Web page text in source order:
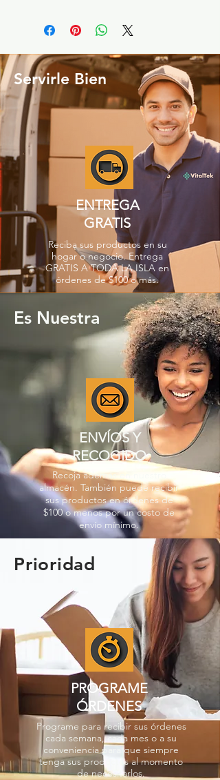
Servirle Bien
ENTREGA
GRATIS
Reciba sus productos en su
hogar o negocio. Entrega
GRATIS A TODA LA ISLA en
órdenes de $100 o más.
Es Nuestra
ENVÍOS Y
RECOGIDO
Recoja además en nuestro
almacén. También puede recibir
sus productos en órdenes de
$100 o menos por un costo de
envío mínimo.
Prioridad
PROGRAME
ÓRDENES
Programe para recibir sus órdenes
cada semana, cada mes o a su
conveniencia para que siempre
tenga sus productos al momento
de necesitarlos.